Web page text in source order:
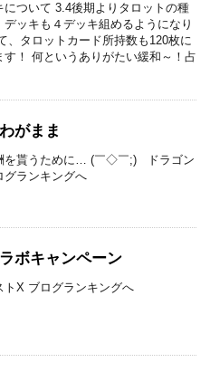
について 3.4後期よりタロットの種
ッキも４デッキ組めるようになり
、タロットカード所持数も120枚に
す！ 何というありがたい緩和～！占
がまま
を貰うために… (￣◇￣;) ドラゴン
グランキングへ
ボキャンペーン
トX ブログランキングへ